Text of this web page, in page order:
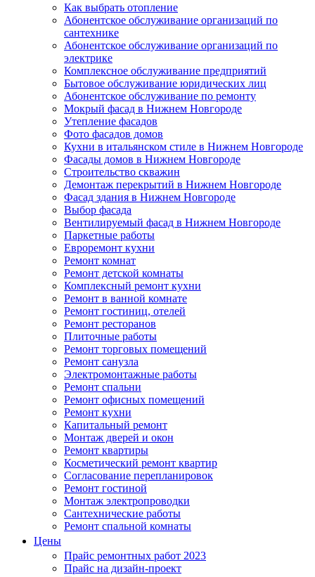
Как выбрать отопление
Абонентское обслуживание организаций по
сантехнике
Абонентское обслуживание организаций по
электрике
Комплексное обслуживание предприятий
Бытовое обслуживание юридических лиц
Абонентское обслуживание по ремонту
Мокрый фасад в Нижнем Новгороде
Утепление фасадов
Фото фасадов домов
Кухни в итальянском стиле в Нижнем Новгороде
Фасады домов в Нижнем Новгороде
Строительство скважин
Демонтаж перекрытий в Нижнем Новгороде
Фасад здания в Нижнем Новгороде
Выбор фасада
Вентилируемый фасад в Нижнем Новгороде
Паркетные работы
Евроремонт кухни
Ремонт комнат
Ремонт детской комнаты
Комплексный ремонт кухни
Ремонт в ванной комнате
Ремонт гостиниц, отелей
Ремонт ресторанов
Плиточные работы
Ремонт торговых помещений
Ремонт санузла
Электромонтажные работы
Ремонт спальни
Ремонт офисных помещений
Ремонт кухни
Капитальный ремонт
Монтаж дверей и окон
Ремонт квартиры
Косметический ремонт квартир
Согласование перепланировок
Ремонт гостиной
Монтаж электропроводки
Сантехнические работы
Ремонт спальной комнаты
Цены
Прайс ремонтных работ 2023
Прайс на дизайн-проект